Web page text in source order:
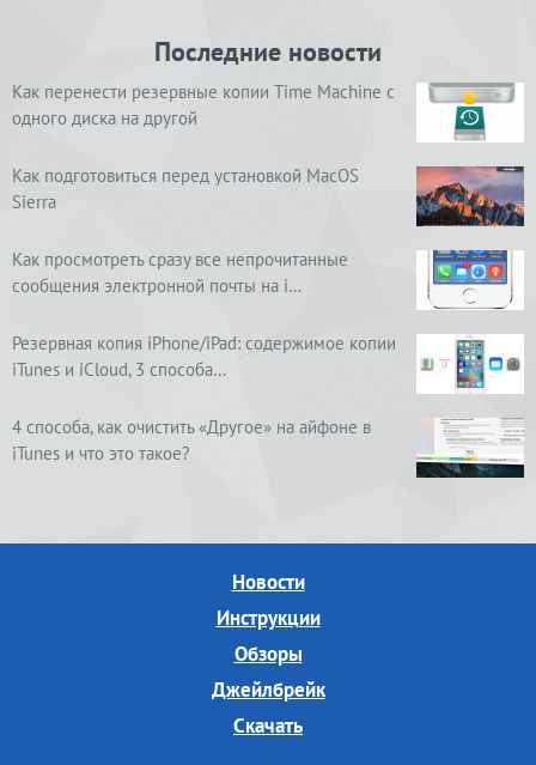
Последние новости
Как перенести резервные копии Time Machine с
одного диска на другой
Как подготовиться перед установкой MacOS
Sierra
Как просмотреть сразу все непрочитанные
сообщения электронной почты на i…
Резервная копия iPhone/iPad: содержимое копии
iTunes и iCloud, 3 способа…
4 способа, как очистить «Другое» на айфоне в
iTunes и что это такое?
Новости
Инструкции
Обзоры
Джейлбрейк
Скачать